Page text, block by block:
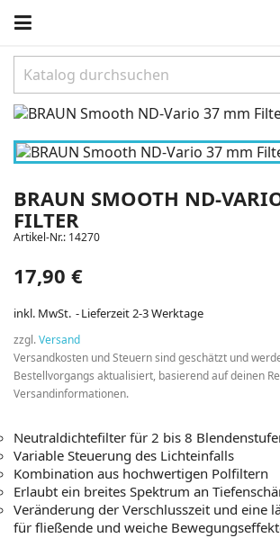
BRAUN SMOOTH ND-
FILTER
Artikel-Nr.: 14270
17,90 €
inkl. MwSt. Lieferzeit 2-3 Werktage
zzgl.Versand
Versandkosten und Steuern sind geschätzt und
Bestellvorgangs aktualisiert, basierend auf deinen
Versandinformationen.
Neutraldichtefilter für 2 bis 8
Variable Steuerung des Lichteinfalls
Kombination aus hochwertigen Polfiltern
Erlaubt ein breites Spektrum an
Veränderung der Verschlusszeit und eine
für fließende und weiche